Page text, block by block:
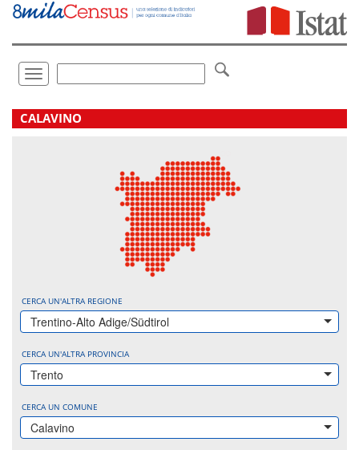
Vai
direttamente
Toggle
navigation
.
CALAVINO
CERCA UN'ALTRA REGIONE
Trentino-Alto Adige/Südtirol
CERCA UN'ALTRA PROVINCIA
Trento
CERCA UN COMUNE
Calavino